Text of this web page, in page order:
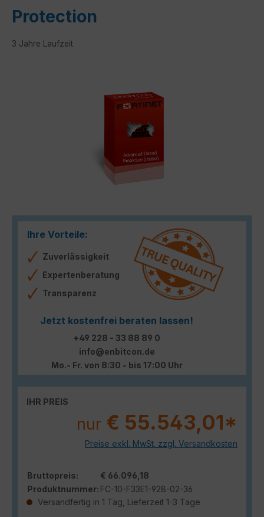
Protection
3 Jahre Laufzeit
Ihre Vorteile:
Zuverlässigkeit
Expertenberatung
Transparenz
Jetzt kostenfrei beraten lassen!
+49 228 - 33 88 89 0
info@enbitcon.de
Mo.- Fr. von 8:30 - bis 17:00 Uhr
IHR PREIS
nur € 55.543,01*
Preise exkl. MwSt. zzgl. Versandkosten
Bruttopreis:
€ 66.096,18
Produktnummer: FC-10-F33E1-928-02-36
Versandfertig in 1 Tag, Lieferzeit 1-3 Tage